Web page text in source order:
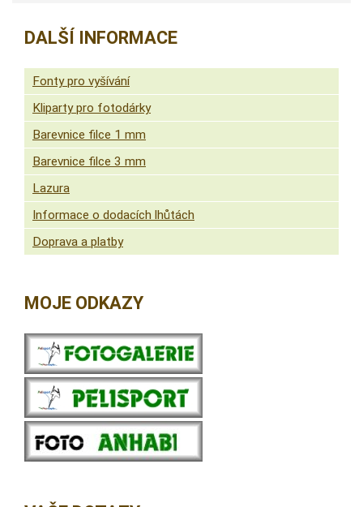
DALŠÍ INFORMACE
Fonty pro vyšívání
Kliparty pro fotodárky
Barevnice filce 1 mm
Barevnice filce 3 mm
Lazura
Informace o dodacích lhůtách
Doprava a platby
MOJE ODKAZY